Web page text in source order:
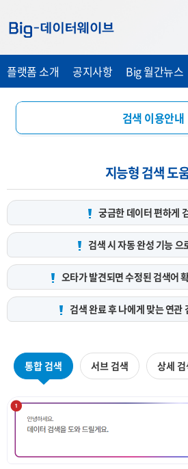
가
기
가
기
가
기
플랫폼 소개 공지사항 Big 월간뉴스
검색 이용안내
지능형 검색 도
궁금한 데이터 편하게
검색 시 자동 완성 기능으
오타가 발견되면 수정된 검색어
검색 완료 후 나에게 맞는연관
통합 검색 서브 검색 상세 검